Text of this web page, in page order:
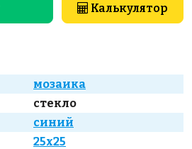
Калькулятор
мозаика
стекло
синий
25x25